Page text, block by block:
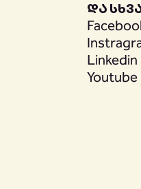
და
Linkedin
Youtube